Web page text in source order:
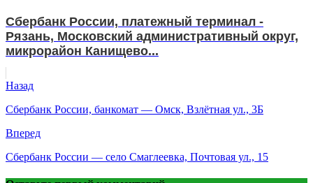
Сбербанк России, платежный терминал -
Рязань, Московский административный округ,
микрорайон Канищево...
Назад
Сбербанк России, банкомат — Омск, Взлётная ул., 3Б
Вперед
Сбербанк России — село Смаглеевка, Почтовая ул., 15